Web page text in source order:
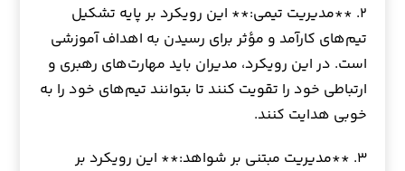
۲. **مدیریت تیمی:** این رویکرد بر پایه تشکیل
تیم‌های کارآمد و مؤثر برای رسیدن به اهداف آموزشی
است. در این رویکرد، مدیران باید مهارت‌های رهبری و
ارتباطی خود را تقویت کنند تا بتوانند تیم‌های خود را به
خوبی هدایت کنند.
۳. **مدیریت مبتنی بر شواهد:** این رویکرد بر